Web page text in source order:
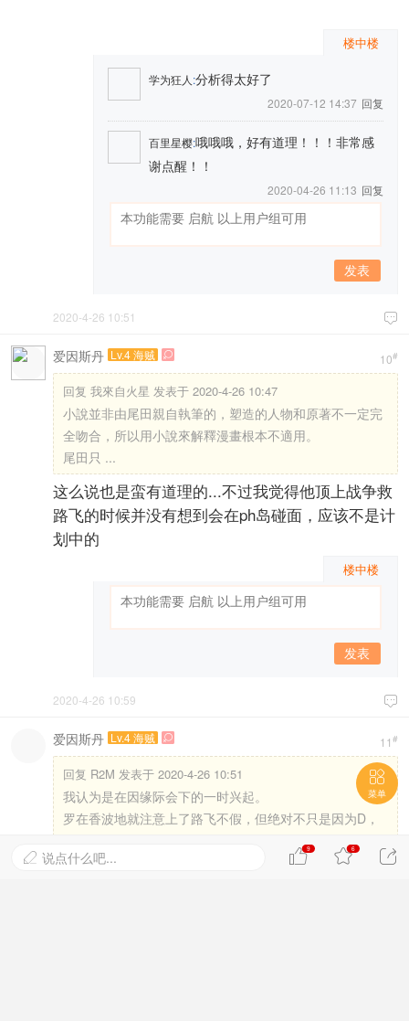
楼中楼
学为狂人 :分析得太好了
2020-07-12 14:37 回复
百里星樱:哦哦哦，好有道理！！！非常感
谢点醒！！
2020-04-26 11:13 回复
发表

2020-4-26 10:51
10#
爱因斯丹 Lv.4 海贼 
回复 我來自火星 发表于 2020-4-26 10:47
小說並非由尾田親自執筆的，塑造的人物和原著不一定完
全吻合，所以用小說來解釋漫畫根本不適用。
尾田只 ...
这么说也是蛮有道理的...不过我觉得他顶上战争救
路飞的时候并没有想到会在ph岛碰面，应该不是计
划中的
楼中楼
发表

2020-4-26 10:59
11 #
爱因斯丹 Lv.4 海贼 
回复 R2M 发表于 2020-4-26 10:51
我认为是在因缘际会下的一时兴起。
罗在香波地就注意上了路飞不假，但绝对不只是因为D，

菜单

6
9
 说点什么吧...